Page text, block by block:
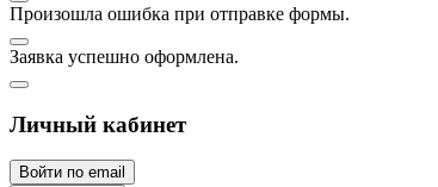
Произошла ошибка при отправке формы.
Заявка успешно оформлена.
Личный кабинет
Войти по email